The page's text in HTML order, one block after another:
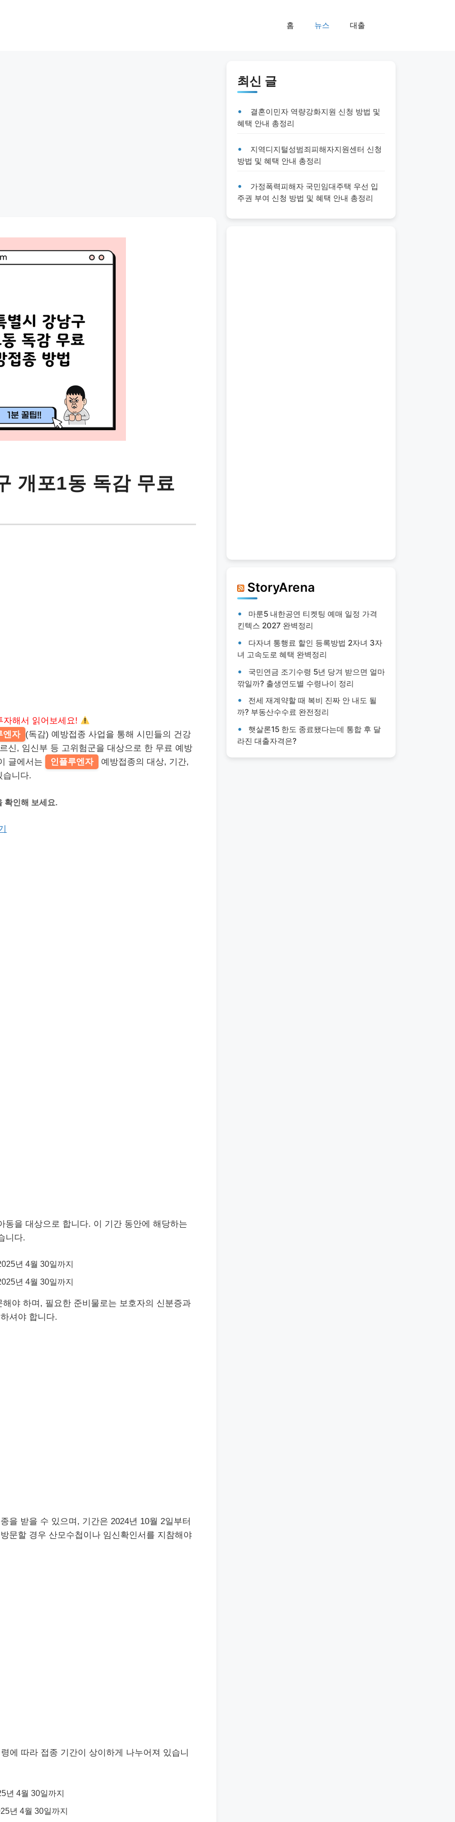
홈 뉴스 대출
개포1동 독감 무료
해서 읽어보세요!
엔자 (독감) 예방접종 사업을 통해 시민들의 건강
신, 임신부 등 고위험군을 대상으로 한 무료 예방
글에서는
인플루엔자
예방접종의 대상, 기간,
습니다.
인해 보세요.
동을 대상으로 합니다. 이 기간 동안에 해당하는
니다.
년 4월 30일까지
년 4월 30일까지
야 하며, 필요한 준비물로는 보호자의 신분증과
셔야 합니다.
을 받을 수 있으며, 기간은 2024년 10월 2일부터
문할 경우 산모수첩이나 임신확인서를 지참해야
에 따라 접종 기간이 상이하게 나누어져 있습니
년 4월 30일까지
년 4월 30일까지
최신 글
결혼이민자 역량강화지원 신청 방법 및
혜택 안내 총정리
지역디지털성범죄피해자지원센터 신청
방법 및 혜택 안내 총정리
가정폭력피해자 국민임대주택 우선 입
주권 부여 신청 방법 및 혜택 안내 총정리
StoryArena
마룬5 내한공연 티켓팅 예매 일정 가격
킨텍스 2027 완벽정리
다자녀 통행료 할인 등록방법 2자녀 3자
녀 고속도로 혜택 완벽정리
국민연금 조기수령 5년 당겨 받으면 얼마
깎일까? 출생연도별 수령나이 정리
전세 재계약할 때 복비 진짜 안 내도 될
까? 부동산수수료 완전정리
햇살론15 한도 종료됐다는데 통합 후 달
라진 대출자격은?